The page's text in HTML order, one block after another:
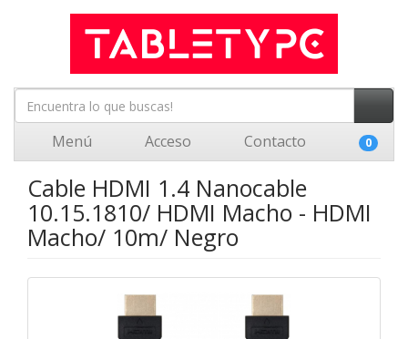
Menú Acceso Contacto 0
Cable HDMI 1.4 Nanocable
10.15.1810/ HDMI Macho - HDMI
Macho/ 10m/ Negro